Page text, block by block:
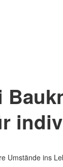
Umstände ins